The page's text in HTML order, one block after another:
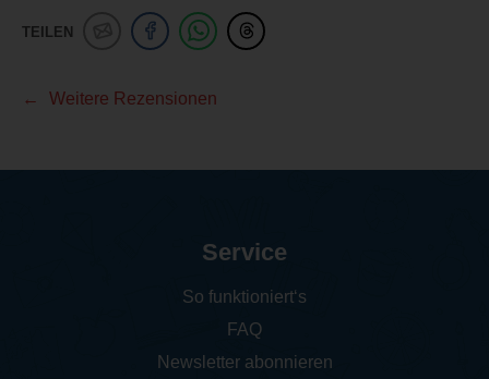
TEILEN
Weitere Rezensionen
Service
So funktioniert‘s
FAQ
Newsletter abonnieren